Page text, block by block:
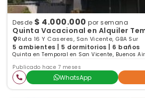
Desde $ 4.000.000 por semana
Quinta Vacacional en Alquiler
Ruta 16 Y Caseres, San Vicente, GBA Sur
5 ambientes | 5 dormitorios | 6 baños
Quinta en Temporal en San Vicente, Buenos
Publicado hace 7 meses
WhatsApp